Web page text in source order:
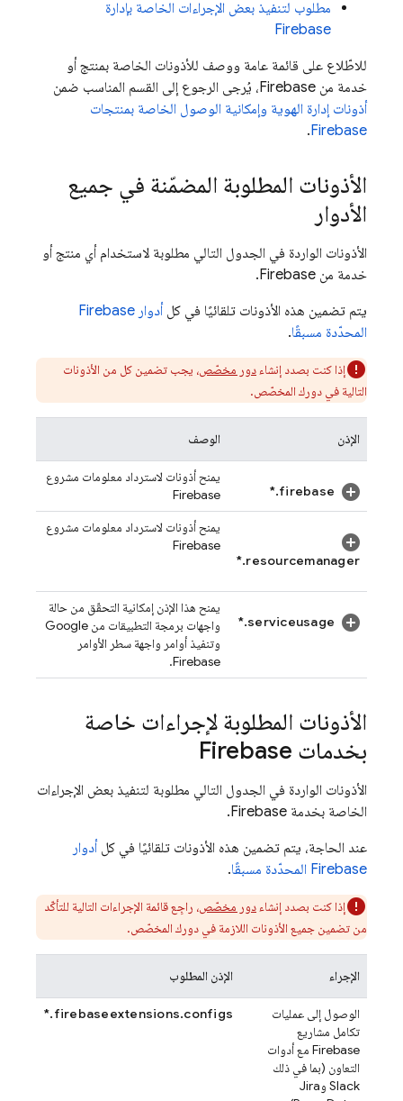
مطلوب لتنفيذ بعض الإجراءات الخاصة بإدارة
Firebase
للاطّلاع على قائمة عامة ووصف للأذونات الخاصة بمنتج أو
خدمة من Firebase، يُرجى الرجوع إلى القسم المناسب ضمن
أذونات إدارة الهوية وإمكانية الوصول الخاصة بمنتجات
Firebase
.
الأذونات المطلوبة المضمّنة في جميع
الأدوار
الأذونات الواردة في الجدول التالي مطلوبة لاستخدام أي منتج أو
خدمة من Firebase.
يتم تضمين هذه الأذونات تلقائيًا في كل
أدوار Firebase
المحدّدة مسبقًا.
إذا كنت بصدد إنشاء دور مخصّص، يجب تضمين كل من الأذونات
التالية في دورك المخصّص.
الإذن الوصف
firebase.*
يمنح أذونات لاسترداد معلومات مشروع
Firebase
resourcemanager.*
يمنح أذونات لاسترداد معلومات مشروع
Firebase
serviceusage.*
يمنح هذا الإذن إمكانية التحقّق من حالة
واجهات برمجة التطبيقات من Google
وتنفيذ أوامر واجهة سطر الأوامر
Firebase
.
الأذونات المطلوبة لإجراءات خاصة
بخدمات Firebase
الأذونات الواردة في الجدول التالي مطلوبة لتنفيذ بعض الإجراءات
الخاصة بخدمة Firebase.
عند الحاجة، يتم تضمين هذه الأذونات تلقائيًا في كل أدوار
Firebase المحدّدة مسبقًا
.
إذا كنت بصدد إنشاء دور مخصّص، راجِع قائمة الإجراءات التالية للتأكّد
من تضمين جميع الأذونات اللازمة في دورك المخصّص.
الإجراء الإذن المطلوب
الوصول إلى عمليات
تكامل مشاريع
Firebase مع أدوات
التعاون (بما في ذلك
Slack وJira
firebaseextensions.configs.*